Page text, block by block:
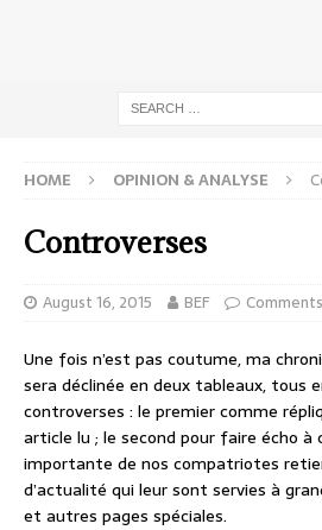
HOME OPINION & ANALYSE
Controverses
August 16, 2015 BEF
Une fois n’est pas coutume, ma
sera déclinée en deux tableaux, tous
controverses : le premier comme
article lu ; le second pour faire écho à
importante de nos compatriotes
d’actualité qui leur sont servies à
et autres pages spéciales.